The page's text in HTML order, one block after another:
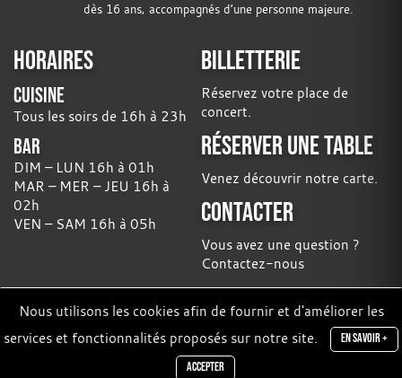
dès 16 ans, accompagnés d’une personne majeure.
HORAIRES
CUISINE
Tous les soirs de 16h à 23h
BAR
DIM – LUN 16h à 01h
MAR – MER – JEU 16h à
02h
VEN – SAM 16h à 05h
BILLETTERIE
Réservez votre place de
concert.
RÉSERVER UNE TABLE
Venez découvrir notre carte.
CONTACTER
Vous avez une question ?
Contactez-nous
© 2026 Chat Noir,Mentions légales
Nous utilisons les cookies afin de fournir et d'améliorer les
services et fonctionnalités proposés sur notre site.
EN SAVOIR +
ACCEPTER